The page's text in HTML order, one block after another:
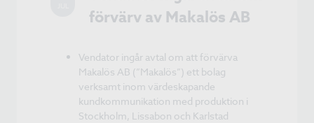
förvärv av Makalös AB
Vendator ingår avtal om att förvärva
Makalös AB (”Makalös”) ett bolag
verksamt inom värdeskapande
kundkommunikation med produktion i
Stockholm, Lissabon och Karlstad